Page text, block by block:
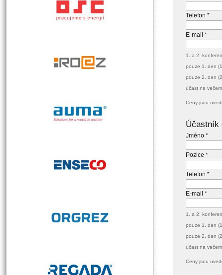
Telefon *
E-mail *
1. a 2.
pouze 1. den
pouze 2. den
účast na
Ceny jsou
Účastník
Jméno *
Pozice *
Telefon *
E-mail *
1. a 2.
pouze 1. den
pouze 2. den
účast na
Ceny jsou